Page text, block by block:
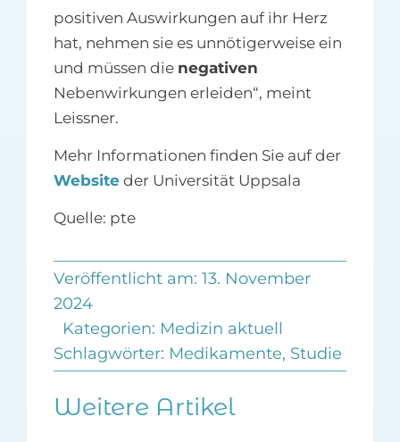
positiven Auswirkungen auf ihr Herz
hat, nehmen sie es unnötigerweise ein
und müssen die negativen
Nebenwirkungen erleiden“, meint
Leissner.
Mehr Informationen finden Sie auf der
Websiteder Universität Uppsala
Quelle: pte
Veröffentlicht am: 13. November
2024
Kategorien: Medizin aktuell
Schlagwörter: Medikamente, Studie
Weitere Artikel